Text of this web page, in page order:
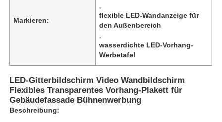
Produkte
Über uns
Markieren:
flexible LED-Wandanzeige für
den Außenbereich
wasserdichte LED-Vorhang-
Werbetafel
LED-Gitterbildschirm Video Wandbildschirm
Flexibles Transparentes Vorhang-Plakett für
Gebäudefassade Bühnenwerbung
Beschreibung: